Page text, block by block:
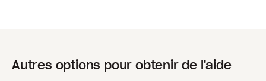
Autres options pour obtenir de l'aide